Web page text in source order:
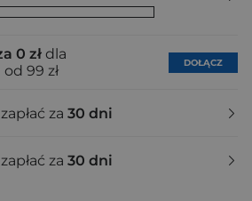
0 zł dla
99 zł
DOŁĄCZ
za 30 dni
za 30 dni